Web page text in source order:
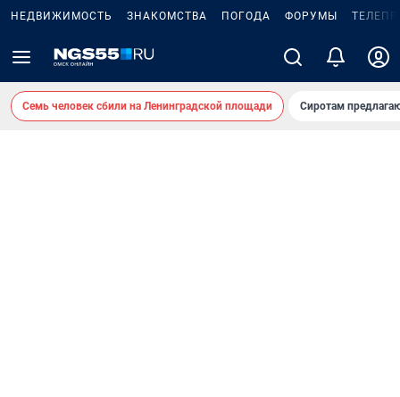
НЕДВИЖИМОСТЬ ЗНАКОМСТВА ПОГОДА ФОРУМЫ
Семь человек сбили на Ленинградской площади Сиротам